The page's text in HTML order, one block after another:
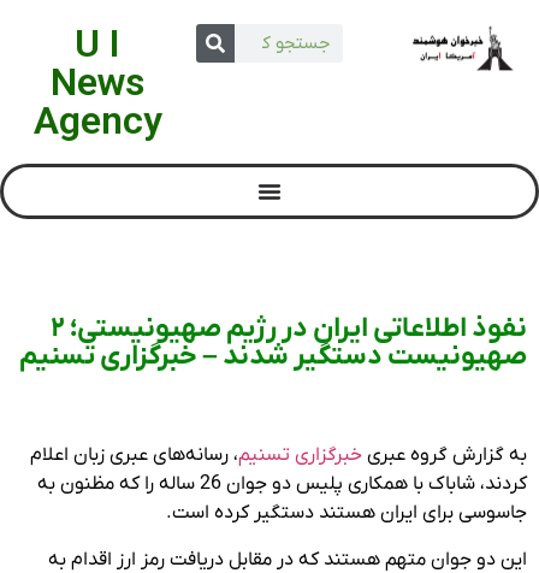
U I
News
Agency
نفوذ اطلاعاتی ایران در رژیم صهیونیستی؛ 2
صهیونیست دستگیر شدند – خبرگزاری تسنیم
به گزارش گروه عبری خبرگزاری تسنیم، رسانه‌های عبری زبان اعلام
کردند، شاباک با همکاری پلیس دو جوان 26 ساله را که مظنون به
جاسوسی برای ایران هستند دستگیر کرده است.
این دو جوان متهم هستند که در مقابل دریافت رمز ارز اقدام به